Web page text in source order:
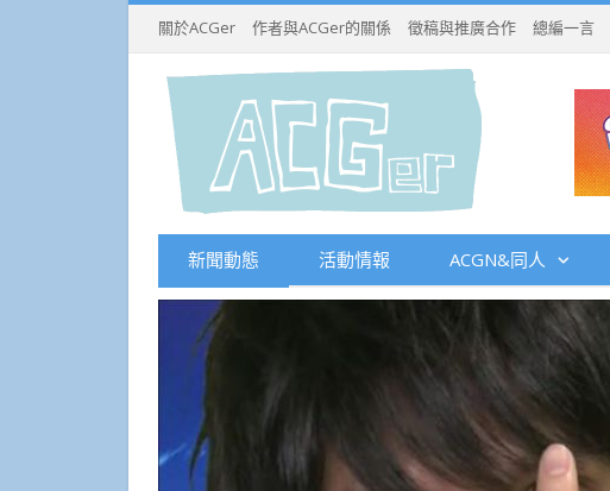
關於ACGer 作者與ACGer的關係 徵稿與推廣合作 總編一言
新聞動態 活動情報 ACGN&同人